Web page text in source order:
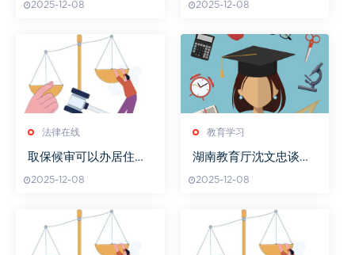
2025-12-08
估
2025-12-08
法律在线
取保候审可以办居住证
2025-12-08
教育学习
湖南教育厅沈文忠谈教
2025-12-08